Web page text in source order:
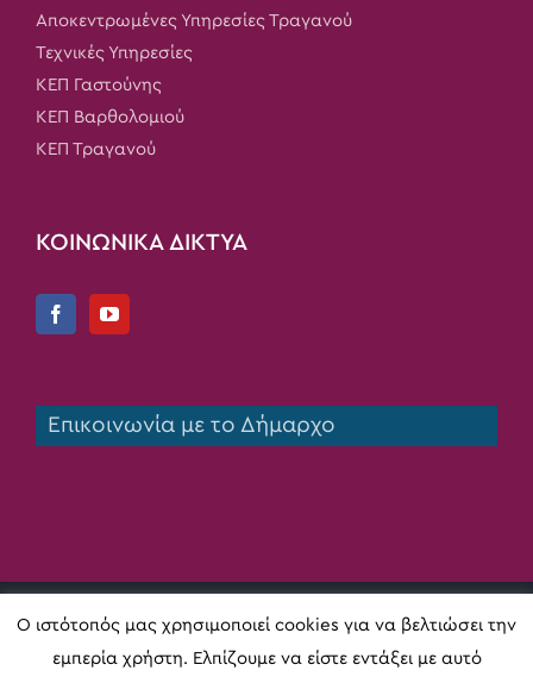
Αποκεντρωμένες Υπηρεσίες Τραγανού
Τεχνικές Υπηρεσίες
ΚΕΠ Γαστούνης
ΚΕΠ Βαρθολομιού
ΚΕΠ Τραγανού
ΚΟΙΝΩΝΙΚΑ ΔΙΚΤΥΑ
Επικοινωνία με το Δήμαρχο
Copyright 2020 Δήμος Πηνειού | All Rights Reserved |
Κατασκευή ιστοσελίδαςDigital Act
Ο ιστότοπός μας χρησιμοποιεί cookies για να βελτιώσει την
εμπερία χρήστη. Ελπίζουμε να είστε εντάξει με αυτό